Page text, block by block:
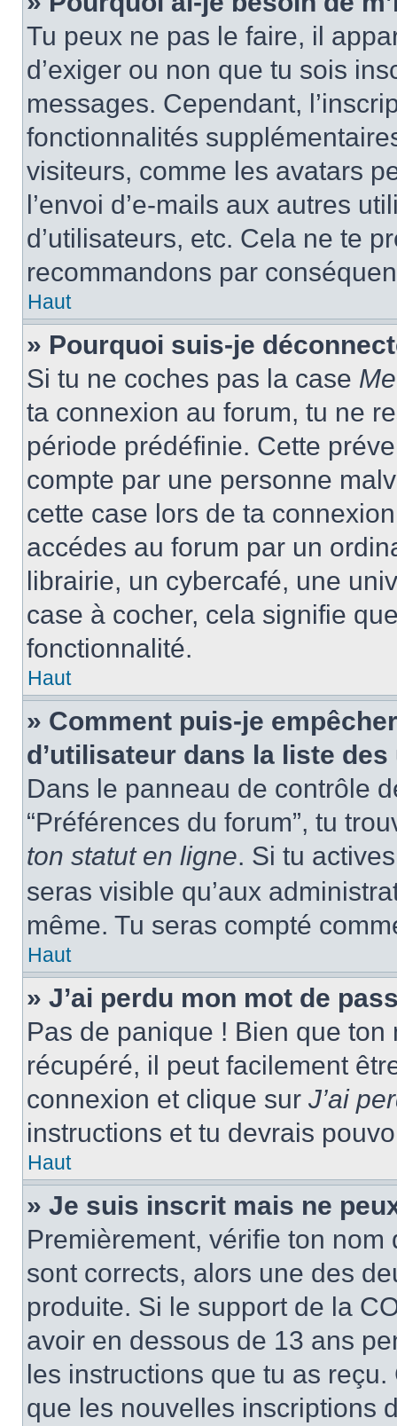
Tu peux ne pas le faire, il
d’exiger ou non que tu sois
messages. Cependant,
fonctionnalités
visiteurs, comme les avatars
l’envoi d’e-mails aux autres
d’utilisateurs, etc. Cela ne te
recommandons par
Haut
» Pourquoi suis-je
Si tu ne coches pas la case
ta connexion au forum, tu ne
période prédéfinie. Cette
compte par une personne
cette case lors de ta
accédes au forum par un
librairie, un cybercafé, une
case à cocher, cela signifie
fonctionnalité.
Haut
» Comment puis-je
d’utilisateur dans la liste
Dans le panneau de contrôle
“Préférences du forum”, tu
ton statut en ligne. Si tu
seras visible qu’aux
même. Tu seras compté
Haut
» J’ai perdu mon mot de
Pas de panique ! Bien que
récupéré, il peut facilement
connexion et clique sur J’ai
instructions et tu devrais
Haut
» Je suis inscrit mais ne
Premièrement, vérifie ton nom
sont corrects, alors une des
produite. Si le support de la
avoir en dessous de 13 ans
les instructions que tu as
que les nouvelles inscriptions